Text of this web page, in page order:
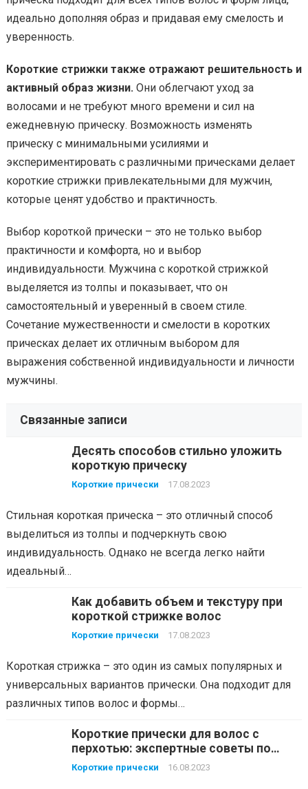
идеально дополняя образ и придавая ему смелость и
уверенность.
Короткие стрижки также отражают решительность и
активный образ жизни.Они облегчают уход за
волосами и не требуют много времени и сил на
ежедневную прическу. Возможность изменять
прическу с минимальными усилиями и
экспериментировать с различными прическами делает
короткие стрижки привлекательными для мужчин,
которые ценят удобство и практичность.
Выбор короткой прически – это не только выбор
практичности и комфорта, но и выбор
индивидуальности. Мужчина с короткой стрижкой
выделяется из толпы и показывает, что он
самостоятельный и уверенный в своем стиле.
Сочетание мужественности и смелости в коротких
прическах делает их отличным выбором для
выражения собственной индивидуальности и личности
мужчины.
Связанные записи
Десять способов стильно уложить
короткую прическу
Короткие прически 17.08.2023
Стильная короткая прическа – это отличный способ
выделиться из толпы и подчеркнуть свою
индивидуальность. Однако не всегда легко найти
идеальный…
Как добавить объем и текстуру при
короткой стрижке волос
Короткие прически 17.08.2023
Короткая стрижка – это один из самых популярных и
универсальных вариантов прически. Она подходит для
различных типов волос и формы…
Короткие прически для волос с
перхотью: экспертные советы по
борьбе с проблемой
Короткие прически 16.08.2023